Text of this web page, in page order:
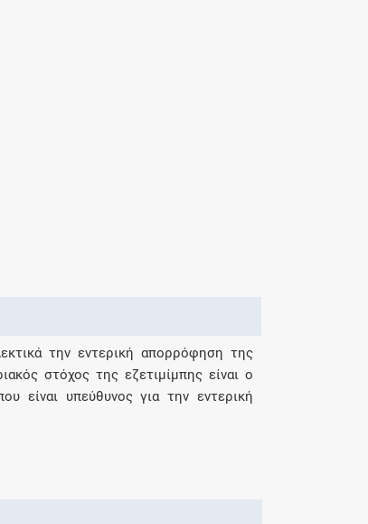
την εντερική απορρόφηση της
στόχος της εζετιμίμπης είναι ο
είναι υπεύθυνος για την εντερική